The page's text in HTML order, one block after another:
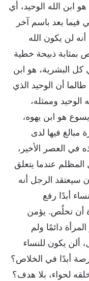
ابن الله الوحيد، أي
فيما بعد باسم آخر
لن يكون الله
بمثابة ذبيحة خطية
كل البشرية، هو ابن
أن الوحيد الذي
الوحيد وممثله،
هو ابن يهوه،
مبالغ فيها لدى
في العصر الأخير،
عندما يتعلق
سيعتقد الرجل أنه
أبدًا رفع
أن تخلُص. يؤمن
دائمًا ولم
ألن يكون للنساء
أبدًا في الخلاص؟
لحواء، بلا هدف؟